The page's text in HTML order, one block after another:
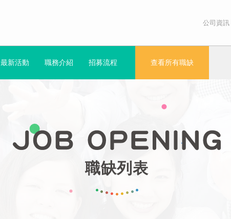
公司資訊
最新活動 職務介紹 招募流程 查看所有職缺
職缺列表